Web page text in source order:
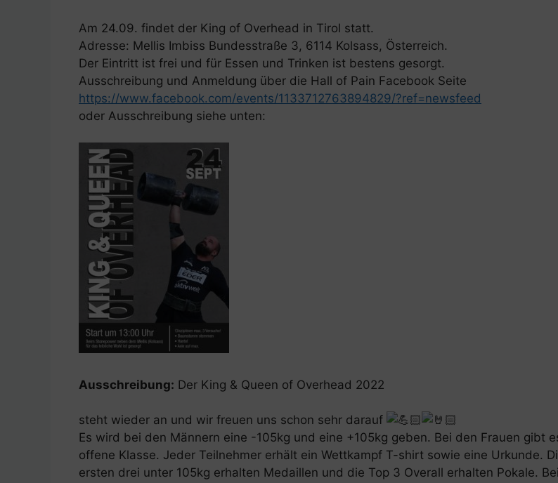
Am 24.09. findet der King of Overhead in Tirol statt.
Adresse: Mellis Imbiss Bundesstraße 3, 6114 Kolsass, Österreich.
Der Eintritt ist frei und für Essen und Trinken ist bestens gesorgt.
Ausschreibung und Anmeldung über die Hall of Pain Facebook Seite
https://www.facebook.com/events/1133712763894829/?ref=newsfeed
oder Ausschreibung siehe unten:
Ausschreibung: Der King & Queen of Overhead 2022
steht wieder an und wir freuen uns schon sehr darauf
Es wird bei den Männern eine -105kg und eine +105kg geben. Bei den Frauen gibt
offene Klasse. Jeder Teilnehmer erhält ein Wettkampf T-shirt sowie eine Urkunde.
ersten drei unter 105kg erhalten Medaillen und die Top 3 Overall erhalten Pokale.